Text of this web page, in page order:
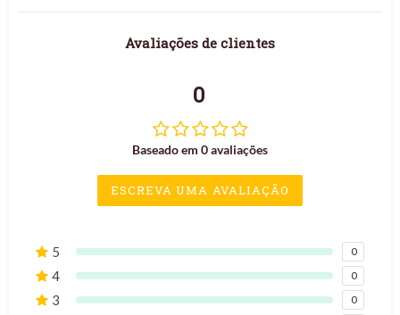
Avaliações de clientes
0
Baseado em 0 avaliações
ESCREVA UMA AVALIAÇÃO
5 0
4 0
3 0